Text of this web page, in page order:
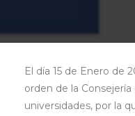
El día 15 de Enero de
orden de la
universidades, por la